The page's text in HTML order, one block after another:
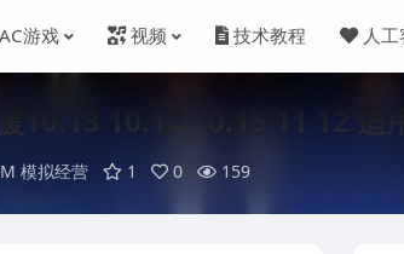
游戏 视频 技术教程 人
10.13 10.14 10.15 11 12 适
模拟经营 1 0 159